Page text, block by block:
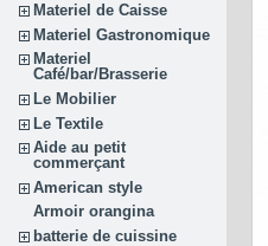
Materiel de Caisse
Materiel Gastronomique
Materiel
Café/bar/Brasserie
Le Mobilier
Le Textile
Aide au petit
commerçant
American style
Armoir orangina
batterie de cuissine